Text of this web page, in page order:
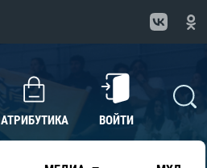
АТРИБУТИКА ВОЙТИ